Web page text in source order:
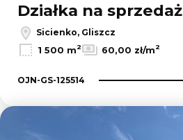
Działka na sprzedaż
Sicienko, Gliszcz
1 500 m2 60,00 zł/m2
OJN-GS-125514